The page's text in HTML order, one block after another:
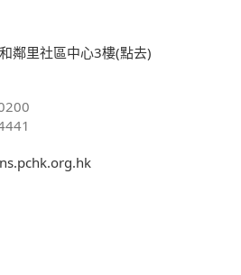
鄰里社區中心3樓(點去)